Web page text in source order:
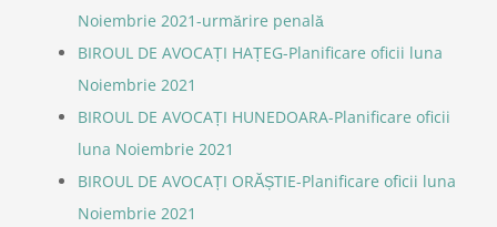
Noiembrie 2021-urmărire penală
BIROUL DE AVOCAȚI HAȚEG-Planificare oficii luna
Noiembrie 2021
BIROUL DE AVOCAȚI HUNEDOARA-Planificare oficii
luna Noiembrie 2021
BIROUL DE AVOCAȚI ORĂȘTIE-Planificare oficii luna
Noiembrie 2021